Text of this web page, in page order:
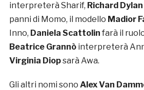
interpreterà Sharif, Richard
panni di Momo, il modello Madior
Inno, Daniela Scattolin farà il
Beatrice Grannòinterpreterà
Virginia Diopsarà Awa.
Gli altri nomi sono Alex Van